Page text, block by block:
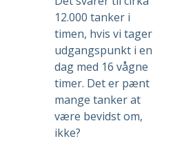
12.000 tanker i
timen, hvis vi tager
udgangspunkt i en
dag med 16 vågne
timer. Det er pænt
mange tanker at
være bevidst om,
ikke?